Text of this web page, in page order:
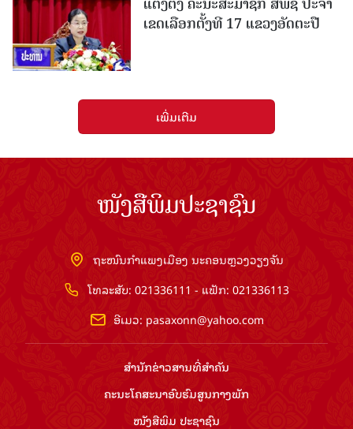
ເຂດເລືອກຕັ້ງທີ 17 ແຂວງອັດຕະປື
ເພີ່ມເຕີມ
ໜັງສືພິມປະຊາຊົນ
ຖະໜົນກຳແພງເມືອງ ນະຄອນຫຼວງວຽງຈັນ
ໂທລະສັບ: 021336111 - ແຟັກ: 021336113
ອີເມວ: pasaxonn@yahoo.com
ສຳ​ນັກ​ຂ່າວ​ສານ​ທີ່​ສຳ​ຄັນ​
ຄະນະໂຄສະນາອົບຮົມ​ສູນ​ກາງ​ພັກ
ໜັງສືພິມ ປະ​ຊາ​ຊົນ